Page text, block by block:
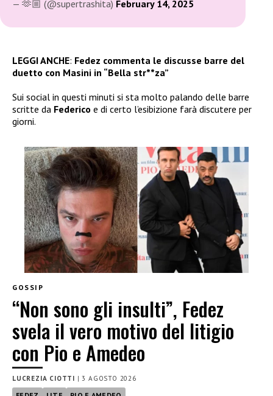
— 🫶🏼 (@supertrashita) February 14, 2025
LEGGI ANCHE: Fedez commenta le discusse barre del
duetto con Masini in “Bella str**za”
Sui social in questi minuti si sta molto palando delle barre
scritte da Federico e di certo l’esibizione farà discutere per
giorni.
GOSSIP
“Non sono gli insulti”, Fedez
svela il vero motivo del litigio
con Pio e Amedeo
LUCREZIA CIOTTI |3 AGOSTO 2026